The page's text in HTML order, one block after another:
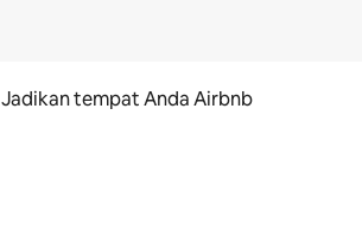
Jadikan tempat Anda Airbnb